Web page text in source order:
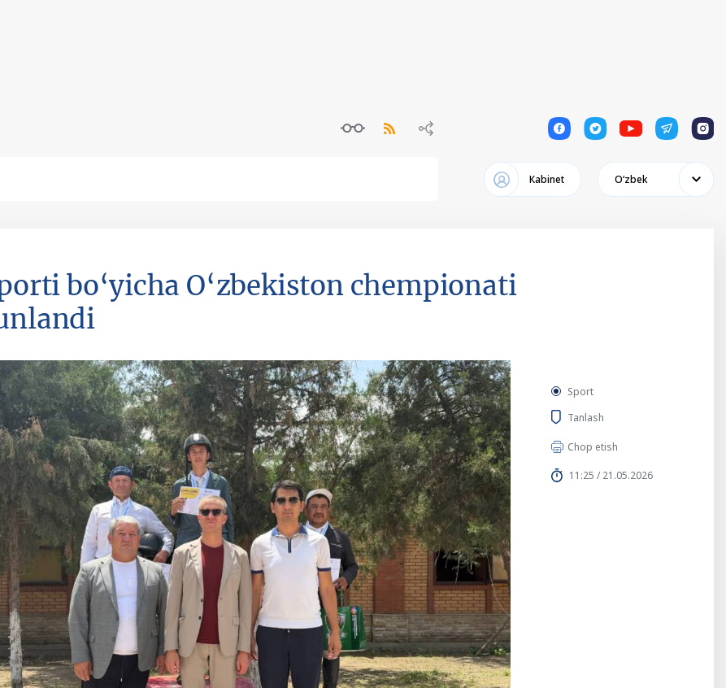
1 1 1 1 1
Кabinet Oʻzbek
bo‘yicha O‘zbekiston chempionati
Sport
Tanlash
Chop etish
11:25 / 21.05.2026